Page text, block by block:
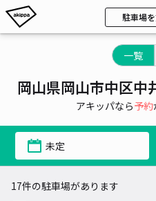
駐車場
一覧
岡山県岡山市中区中
アキッパなら予約
未定
17件の駐車場があります